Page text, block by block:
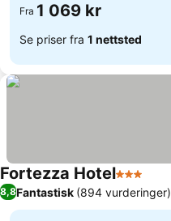
Fra 1 069 kr
Se priser fra 1 nettsted
Fortezza Hotel3 Stjerner
8,8Fantastisk (894 vurderinger)